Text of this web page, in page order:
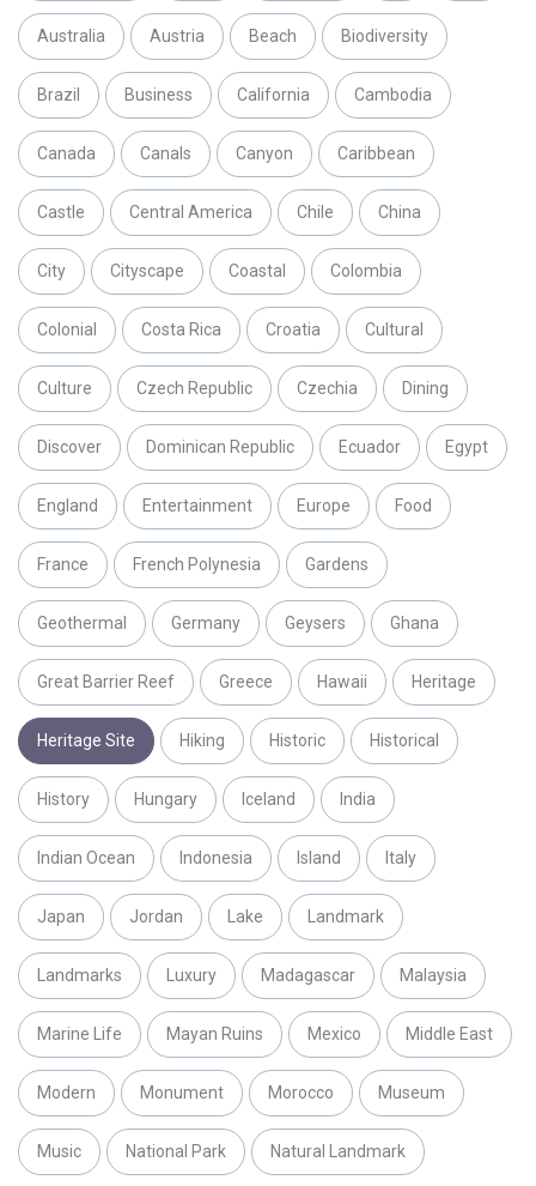
Australia Austria Beach Biodiversity
Brazil Business California Cambodia
Canada Canals Canyon Caribbean
Castle Central America Chile China
City Cityscape Coastal Colombia
Colonial Costa Rica Croatia Cultural
Culture Czech Republic Czechia Dining
Discover Dominican Republic Ecuador Egypt
England Entertainment Europe Food
France French Polynesia Gardens
Geothermal Germany Geysers Ghana
Great Barrier Reef Greece Hawaii Heritage
Heritage Site Hiking Historic Historical
History Hungary Iceland India
Indian Ocean Indonesia Island Italy
Japan Jordan Lake Landmark
Landmarks Luxury Madagascar Malaysia
Marine Life Mayan Ruins Mexico Middle East
Modern Monument Morocco Museum
Music National Park Natural Landmark